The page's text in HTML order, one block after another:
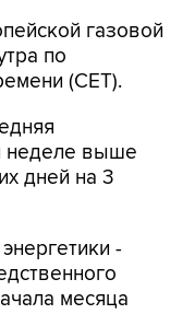
газовой
по
(CET).
неделе выше
дней на 3
-
месяца